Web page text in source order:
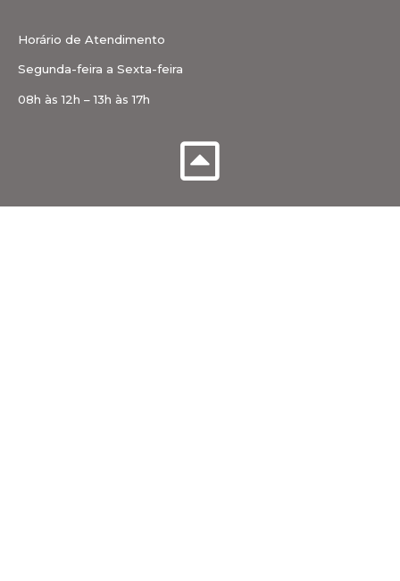
Horário de Atendimento
Segunda-feira a Sexta-feira
08h às 12h – 13h às 17h